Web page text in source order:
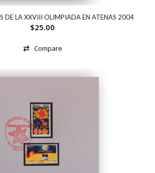
DE LA XXVIII OLIMPIADA EN ATENAS 2004
$25.00
Compare